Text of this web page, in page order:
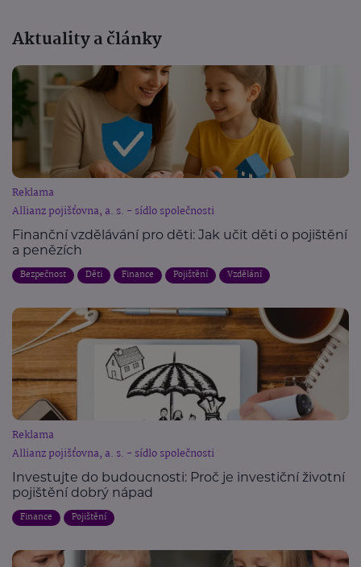
Aktuality a články
Reklama
Allianz pojišťovna, a. s. - sídlo společnosti
Finanční vzdělávání pro děti: Jak učit děti o pojištění
a penězích
Bezpečnost Děti Finance Pojištění Vzdělání
Reklama
Allianz pojišťovna, a. s. - sídlo společnosti
Investujte do budoucnosti: Proč je investiční životní
pojištění dobrý nápad
Finance Pojištění